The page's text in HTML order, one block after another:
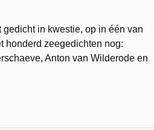
gedicht in kwestie, op in één van
honderd zeegedichten nog:
Anton van Wilderode en